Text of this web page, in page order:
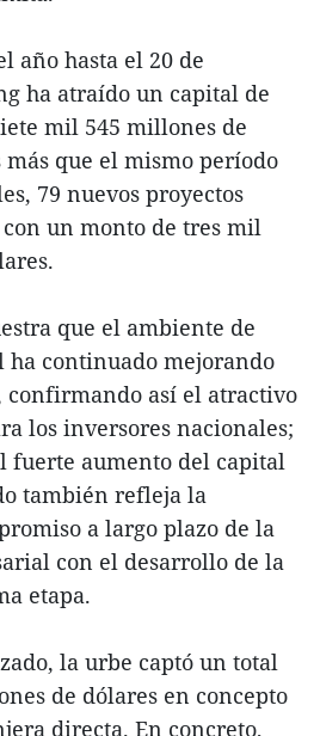
año hasta el 20 de
ha atraído un capital de
mil 545 millones de
más que el mismo período
79 nuevos proyectos
un monto de tres mil
que el ambiente de
ha continuado mejorando
así el atractivo
los inversores nacionales;
fuerte aumento del capital
también refleja la
a largo plazo de la
con el desarrollo de la
etapa.
la urbe captó un total
de dólares en concepto
directa. En concreto,